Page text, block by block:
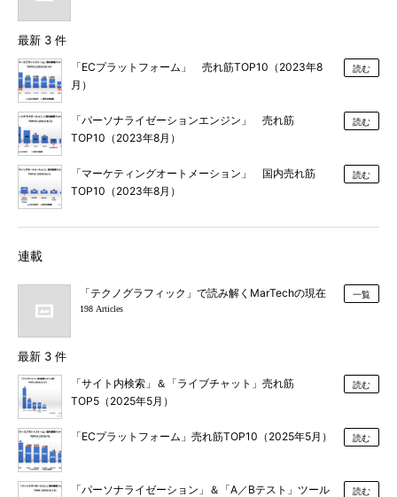
最新 3 件
「ECプラットフォーム」 売れ筋TOP10（2023年8
月）
読む
「パーソナライゼーションエンジン」 売れ筋
TOP10（2023年8月）
読む
「マーケティングオートメーション」 国内売れ筋
TOP10（2023年8月）
読む
連載
「テクノグラフィック」で読み解くMarTechの現在
198 Articles
一覧
最新 3 件
「サイト内検索」＆「ライブチャット」売れ筋
TOP5（2025年5月）
読む
「ECプラットフォーム」売れ筋TOP10（2025年5月） 読む
「パーソナライゼーション」＆「A／Bテスト」ツール
読む